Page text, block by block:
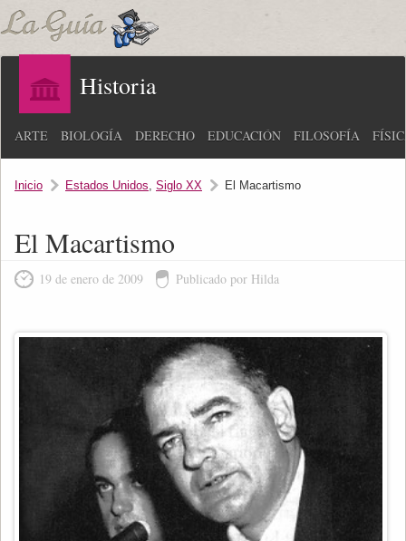
Historia
ARTE BIOLOGÍA DERECHO EDUCACIÓN FILOSOFÍA
Inicio Estados Unidos, Siglo XX El Macartismo
El Macartismo
19 de enero de 2009 Publicado por Hilda